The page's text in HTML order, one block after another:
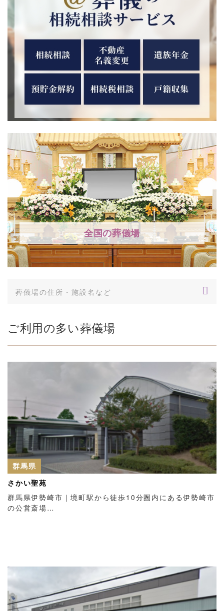
全国の葬儀場
ご利用の多い葬儀場
群馬県
さかい聖苑
群馬県伊勢崎市｜境町駅から徒歩10分圏内にある伊勢崎市
の公営斎場…